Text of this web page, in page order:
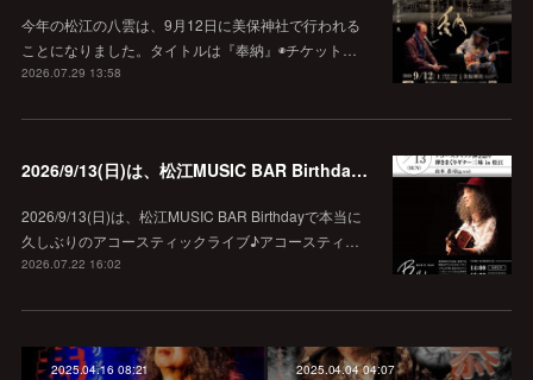
今年の松江の八雲は、9月12日に美保神社で行われる
ことになりました。タイトルは『奉納』◉チケット…
2026.07.29 13:58
2026/9/13(日)は、松江MUSIC BAR Birthdayでアコースティック弾き語り弾きまくりギター三昧♪
2026/9/13(日)は、松江MUSIC BAR Birthdayで本当に
久しぶりのアコースティックライブ♪アコースティ…
2026.07.22 16:02
2025.04.16 08:21 2025.04.04 04:07